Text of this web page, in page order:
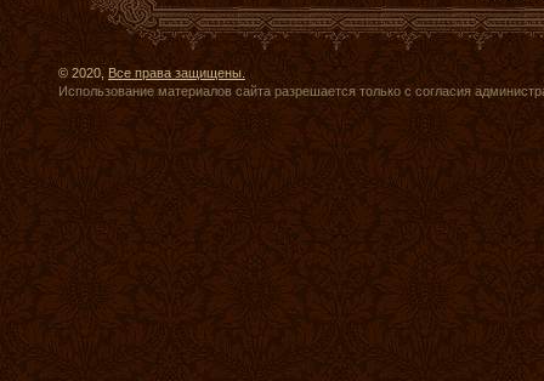
© 2020,Все права защищены.
Использование материалов сайта разрешается только с согласия